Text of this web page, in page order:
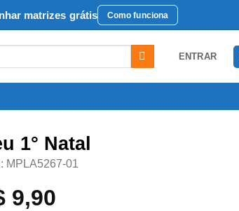
matrizes grátis Como funciona
ENTRAR
1° Natal
MPLA5267-01
9,90